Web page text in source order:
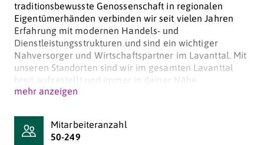
traditionsbewusste Genossenschaft in regionalen
Eigentümerhänden verbinden wir seit vielen Jahren
Erfahrung mit modernen Handels- und
Dienstleistungsstrukturen und sind ein wichtiger
Nahversorger und Wirtschaftspartner im Lavanttal. Mit
unseren Standorten sind wir im gesamten Lavanttal
breit aufgestellt und immer in deiner Nähe.
Energie, Baustoffe, Haus & Garten sowie Lebensmittel
im SPAR Genussmarkt. Ergänzt wird unser Portfolio
durch die regionale Obstverarbeitung unter der Marke
mehr anzeigen
Mitarbeiteranzahl
50-249